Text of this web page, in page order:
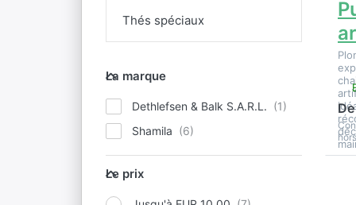
Thés spéciaux
La marque
La marque
Dethlefsen & Balk S.A.R.L.
Shamila
Le prix
Le prix